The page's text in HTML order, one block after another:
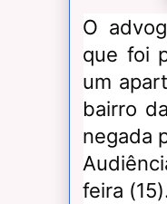
O
que foi
um
bairro
negada
feira